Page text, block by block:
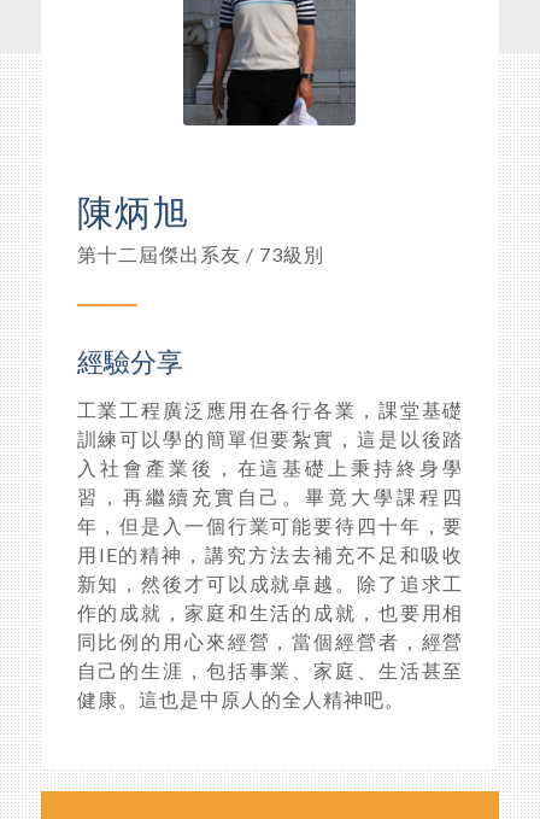
陳炳旭
第十二屆傑出系友 / 73級別
經驗分享
工業工程廣泛應用在各行各業，課堂基礎
訓練可以學的簡單但要紮實，這是以後踏
入社會產業後，在這基礎上秉持終身學
習，再繼續充實自己。畢竟大學課程四
年，但是入一個行業可能要待四十年，要
用IE的精神，講究方法去補充不足和吸收
新知，然後才可以成就卓越。除了追求工
作的成就，家庭和生活的成就，也要用相
同比例的用心來經營，當個經營者，經營
自己的生涯，包括事業、家庭、生活甚至
健康。這也是中原人的全人精神吧。